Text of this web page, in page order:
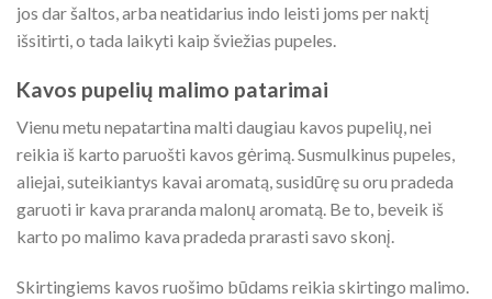
jos dar šaltos, arba neatidarius indo leisti joms per naktį
išsitirti, o tada laikyti kaip šviežias pupeles.
Kavos pupelių malimo patarimai
Vienu metu nepatartina malti daugiau kavos pupelių, nei
reikia iš karto paruošti kavos gėrimą. Susmulkinus pupeles,
aliejai, suteikiantys kavai aromatą, susidūrę su oru pradeda
garuoti ir kava praranda malonų aromatą. Be to, beveik iš
karto po malimo kava pradeda prarasti savo skonį.
Skirtingiems kavos ruošimo būdams reikia skirtingo malimo.